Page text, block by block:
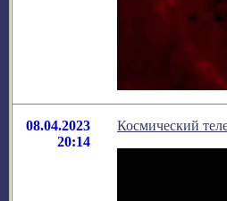
08.04.2023
20:14
Космический